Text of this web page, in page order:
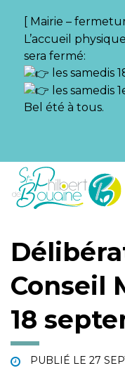
[ Mairie –
L’accueil
sera fermé:
les samedis
les samedis
Bel été à tous.
Aller
Aller
contenu
Aller
pied
Conseil
18
PUBLIÉ LE 27